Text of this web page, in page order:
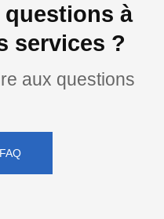
questions à
services ?
aux questions